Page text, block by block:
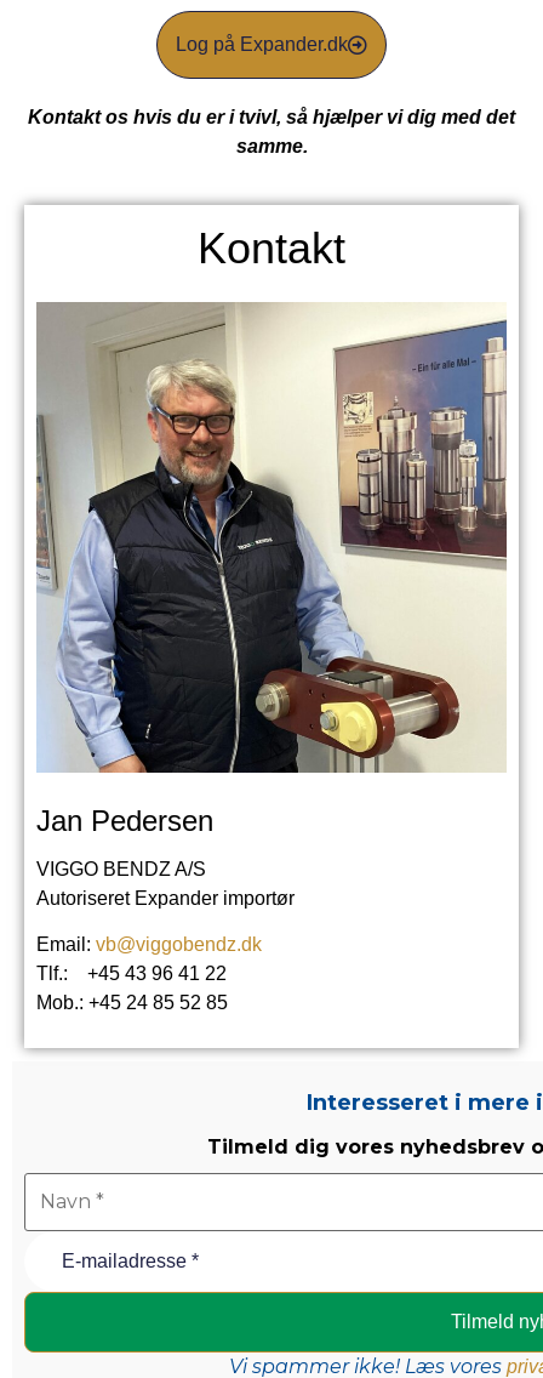
Log på Expander.dk
Kontakt os hvis du er i tvivl, så hjælper vi dig med det
samme.
Kontakt
Jan Pedersen
VIGGO BENDZ A/S
Autoriseret Expander importør
Email: vb@viggobendz.dk
Tlf.: +45 43 96 41 22
Mob.: +45 24 85 52 85
Interesseret i mere
Tilmeld dig vores nyhedsbrev
Vi spammer ikke! Læs vores